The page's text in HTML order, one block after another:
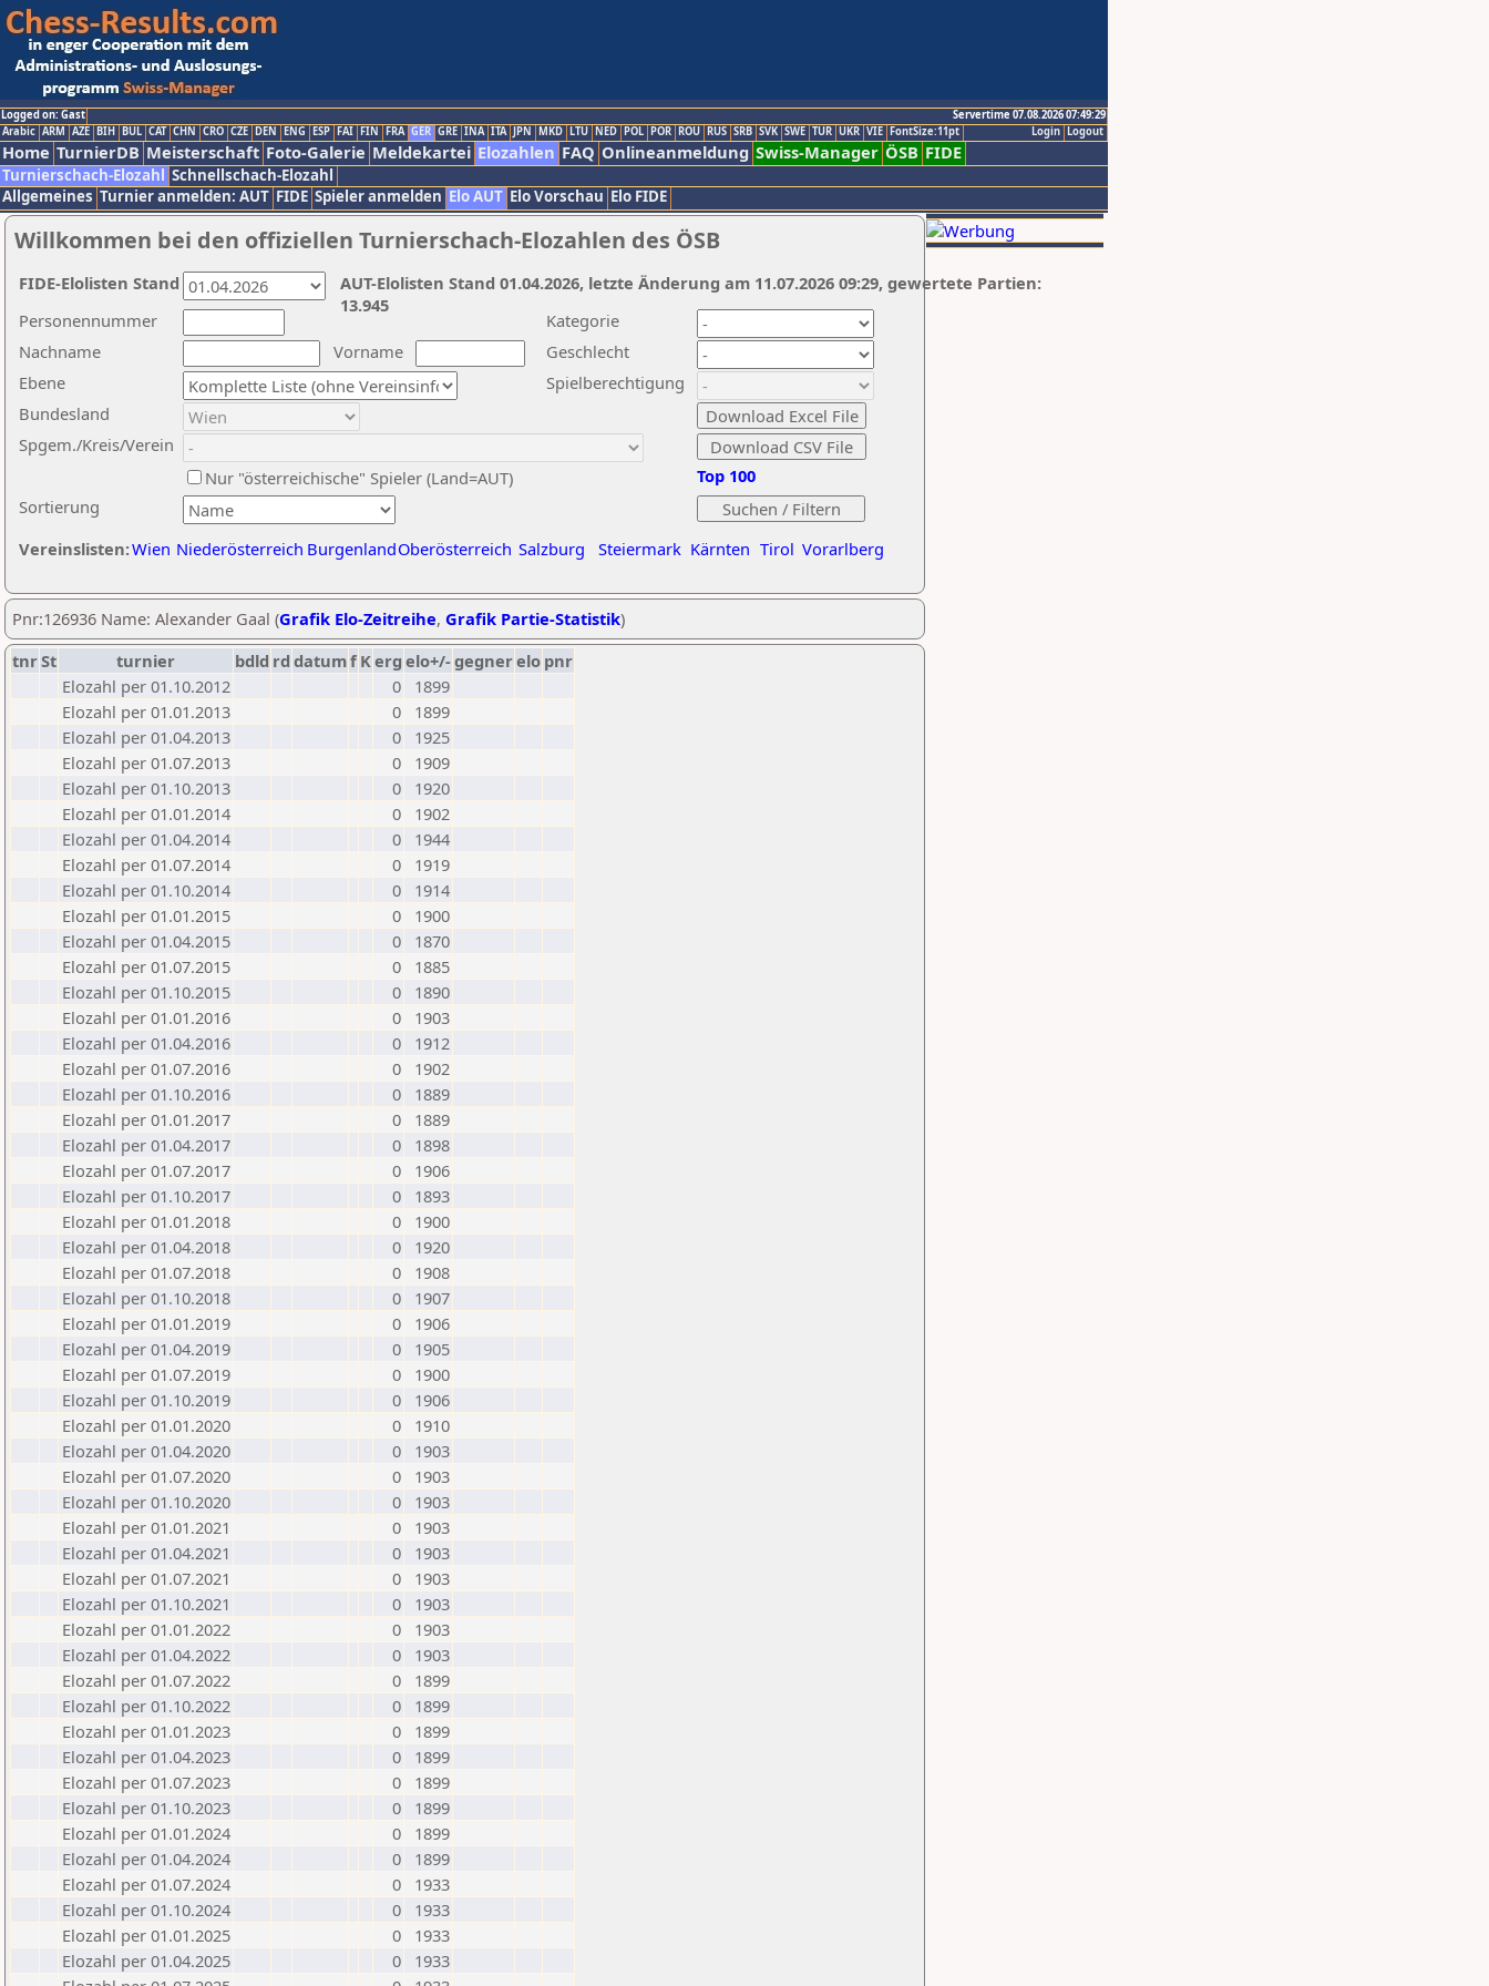
Logged on: Gast
Servertime 07.08.2026 07:49:29
Logout
Login
Arabic ARM AZE BIH BUL CAT CHN CRO CZE DEN ENG ESP FAI FIN FRA GER GRE INA ITA JPN MKD LTU NED POL POR ROU RUS SRB SVK SWE TUR UKR VIE FontSize:11pt
Home TurnierDB Meisterschaft Foto-Galerie Meldekartei Elozahlen FAQ Onlineanmeldung Swiss-Manager ÖSB FIDE
Turnierschach-Elozahl Schnellschach-Elozahl
Allgemeines Turnier anmelden: AUT FIDE Spieler anmelden Elo AUT Elo Vorschau Elo FIDE
Willkommen bei den offiziellen Turnierschach-Elozahlen des ÖSB
Nachname
Vorname
Ebene
Kategorie
Sortierung
Personennummer
Bundesland
Spgem./Kreis/Verein
Geschlecht
Nur "österreichische" Spieler (Land=AUT)
Spielberechtigung
Vereinslisten:Wien Niederösterreich BurgenlandOberösterreich Salzburg Steiermark Kärnten Tirol Vorarlberg
Top 100
AUT-Elolisten Stand 01.04.2026, letzte Änderung am 11.07.2026 09:29, gewertete Partien:
13.945
FIDE-Elolisten Stand
Pnr:126936 Name: Alexander Gaal (Grafik Elo-Zeitreihe, Grafik Partie-Statistik)
tnrSt turnier bdld rd datumf Kerg elo+/-gegnerelo pnr
Elozahl per 01.10.2012
0
1899
Elozahl per 01.01.2013
0
1899
Elozahl per 01.04.2013
0
1925
Elozahl per 01.07.2013
0
1909
Elozahl per 01.10.2013
0
1920
Elozahl per 01.01.2014
0
1902
Elozahl per 01.04.2014
0
1944
Elozahl per 01.07.2014
0
1919
Elozahl per 01.10.2014
0
1914
Elozahl per 01.01.2015
0
1900
Elozahl per 01.04.2015
0
1870
Elozahl per 01.07.2015
0
1885
Elozahl per 01.10.2015
0
1890
Elozahl per 01.01.2016
0
1903
Elozahl per 01.04.2016
0
1912
Elozahl per 01.07.2016
0
1902
Elozahl per 01.10.2016
0
1889
Elozahl per 01.01.2017
0
1889
Elozahl per 01.04.2017
0
1898
Elozahl per 01.07.2017
0
1906
Elozahl per 01.10.2017
0
1893
Elozahl per 01.01.2018
0
1900
Elozahl per 01.04.2018
0
1920
Elozahl per 01.07.2018
0
1908
Elozahl per 01.10.2018
0
1907
Elozahl per 01.01.2019
0
1906
Elozahl per 01.04.2019
0
1905
Elozahl per 01.07.2019
0
1900
Elozahl per 01.10.2019
0
1906
Elozahl per 01.01.2020
0
1910
Elozahl per 01.04.2020
0
1903
Elozahl per 01.07.2020
0
1903
Elozahl per 01.10.2020
0
1903
Elozahl per 01.01.2021
0
1903
Elozahl per 01.04.2021
0
1903
Elozahl per 01.07.2021
0
1903
Elozahl per 01.10.2021
0
1903
Elozahl per 01.01.2022
0
1903
Elozahl per 01.04.2022
0
1903
Elozahl per 01.07.2022
0
1899
Elozahl per 01.10.2022
0
1899
Elozahl per 01.01.2023
0
1899
Elozahl per 01.04.2023
0
1899
Elozahl per 01.07.2023
0
1899
Elozahl per 01.10.2023
0
1899
Elozahl per 01.01.2024
0
1899
Elozahl per 01.04.2024
0
1899
Elozahl per 01.07.2024
0
1933
Elozahl per 01.10.2024
0
1933
Elozahl per 01.01.2025
0
1933
Elozahl per 01.04.2025
0
1933